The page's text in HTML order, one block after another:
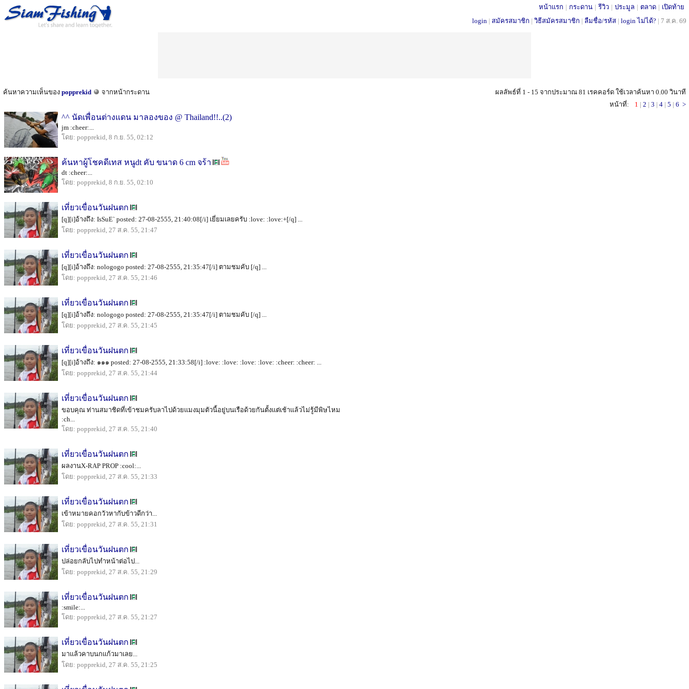
หน้าแรก | กระดาน | รีวิว | ประมูล | ตลาด | เปิดท้าย
login | สมัครสมาชิก | วิธีสมัครสมาชิก | ลืมชื่อ/รหัส | login ไม่ได้? | 7 ส.ค. 69
ค้นหาความเห็นของ popprekid จากหน้ากระดาน
ผลลัพธ์ที่ 1 - 15 จากประมาณ 81 เรคคอร์ด ใช้เวลาค้นหา 0.00 วินาที
หน้าที่:
1 | 2 | 3 | 4 | 5 | 6 >
^^ นัดเพื่อนต่างแดน มาลองของ @ Thailand!!..(2)
jm :cheer:...
โดย: popprekid, 8 ก.ย. 55, 02:12
ค้นหาผู้โชคดีเทส หนูdt คับ ขนาด 6 cm จร้า
dt :cheer:...
โดย: popprekid, 8 ก.ย. 55, 02:10
เที่ยวเขื่อนวันฝนตก
[q][i]อ้างถึง: IsSuE` posted: 27-08-2555, 21:40:08[/i] เยี่ยมเลยครับ :love: :love:+[/q] ...
โดย: popprekid, 27 ส.ค. 55, 21:47
เที่ยวเขื่อนวันฝนตก
[q][i]อ้างถึง: nologogo posted: 27-08-2555, 21:35:47[/i] ตามชมคับ [/q] ...
โดย: popprekid, 27 ส.ค. 55, 21:46
เที่ยวเขื่อนวันฝนตก
[q][i]อ้างถึง: nologogo posted: 27-08-2555, 21:35:47[/i] ตามชมคับ [/q] ...
โดย: popprekid, 27 ส.ค. 55, 21:45
เที่ยวเขื่อนวันฝนตก
[q][i]อ้างถึง: ๑๑๑ posted: 27-08-2555, 21:33:58[/i] :love: :love: :love: :love: :cheer: :cheer: ...
โดย: popprekid, 27 ส.ค. 55, 21:44
เที่ยวเขื่อนวันฝนตก
ขอบคุณ ท่านสมาชิดที่เข้าชมครับลาไปด้วยแมงมุมตัวนี้อยู่บนเรือด้วยกันตั้งแต่เช้าแล้วไม่รู้มีพิษไหม
:ch...
โดย: popprekid, 27 ส.ค. 55, 21:40
เที่ยวเขื่อนวันฝนตก
ผลงานX-RAP PROP :cool:...
โดย: popprekid, 27 ส.ค. 55, 21:33
เที่ยวเขื่อนวันฝนตก
เข้าหมายคอกวัวหากับข้าวดีกว่า...
โดย: popprekid, 27 ส.ค. 55, 21:31
เที่ยวเขื่อนวันฝนตก
ปล่อยกลับไปทำหน้าต่อไป...
โดย: popprekid, 27 ส.ค. 55, 21:29
เที่ยวเขื่อนวันฝนตก
:smile:...
โดย: popprekid, 27 ส.ค. 55, 21:27
เที่ยวเขื่อนวันฝนตก
มาแล้วคาบนกแก้วมาเลย...
โดย: popprekid, 27 ส.ค. 55, 21:25